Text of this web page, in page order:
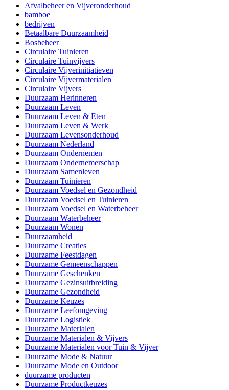
Afvalbeheer en Vijveronderhoud
bamboe
bedrijven
Betaalbare Duurzaamheid
Bosbeheer
Circulaire Tuinieren
Circulaire Tuinvijvers
Circulaire Vijverinitiatieven
Circulaire Vijvermaterialen
Circulaire Vijvers
Duurzaam Herinneren
Duurzaam Leven
Duurzaam Leven & Eten
Duurzaam Leven & Werk
Duurzaam Levensonderhoud
Duurzaam Nederland
Duurzaam Ondernemen
Duurzaam Ondernemerschap
Duurzaam Samenleven
Duurzaam Tuinieren
Duurzaam Voedsel en Gezondheid
Duurzaam Voedsel en Tuinieren
Duurzaam Voedsel en Waterbeheer
Duurzaam Waterbeheer
Duurzaam Wonen
Duurzaamheid
Duurzame Creaties
Duurzame Feestdagen
Duurzame Gemeenschappen
Duurzame Geschenken
Duurzame Gezinsuitbreiding
Duurzame Gezondheid
Duurzame Keuzes
Duurzame Leefomgeving
Duurzame Logistiek
Duurzame Materialen
Duurzame Materialen & Vijvers
Duurzame Materialen voor Tuin & Vijver
Duurzame Mode & Natuur
Duurzame Mode en Outdoor
duurzame producten
Duurzame Productkeuzes